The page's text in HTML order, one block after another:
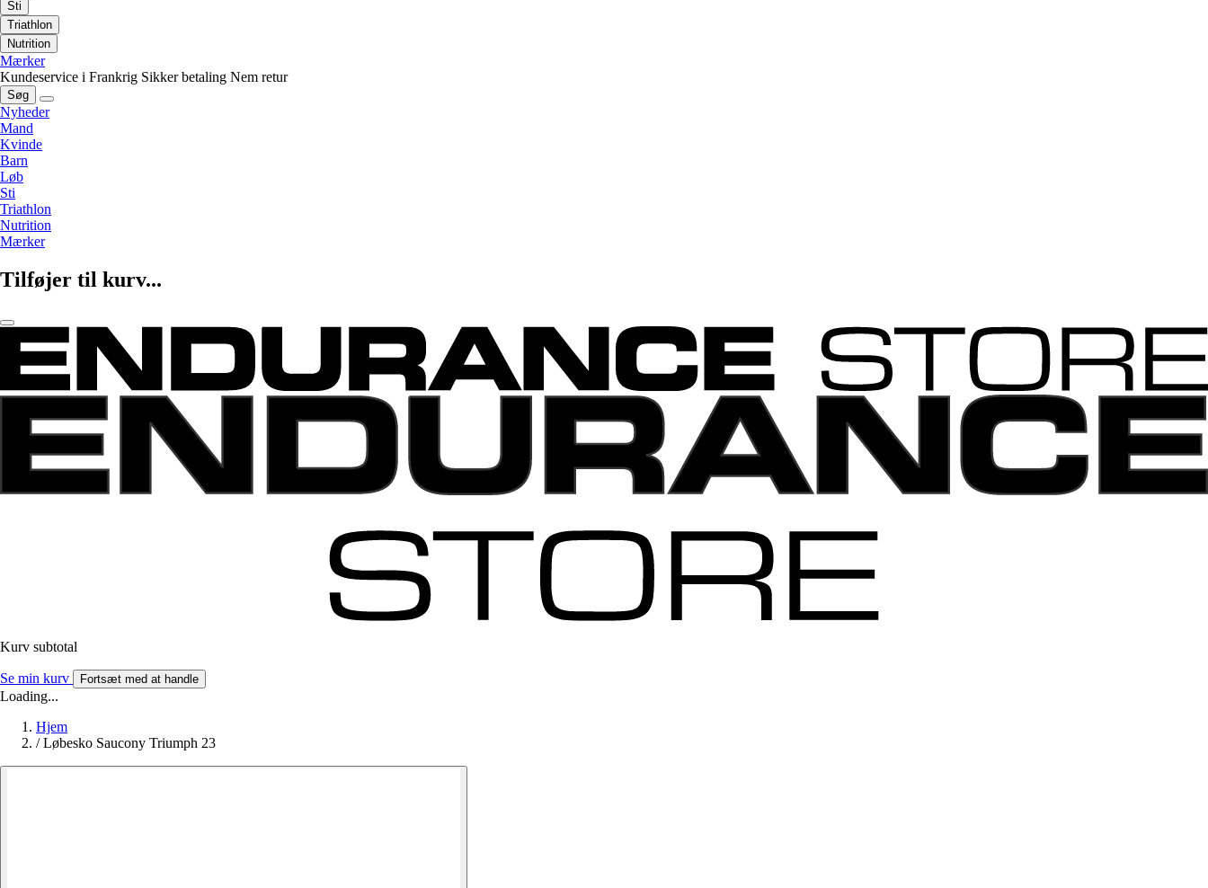
Sti
Triathlon
Nutrition
Mærker
Kundeservice i Frankrig Sikker betaling Nem retur
Søg
Nyheder
Mand
Kvinde
Barn
Løb
Sti
Triathlon
Nutrition
Mærker
Tilføjer til kurv...
Kurv subtotal
Se min kurv Fortsæt med at handle
Loading...
Hjem
/ Løbesko Saucony Triumph 23